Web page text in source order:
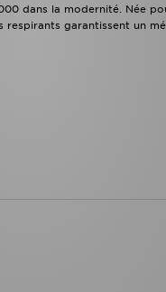
dans la modernité. Née
respirants garantissent un